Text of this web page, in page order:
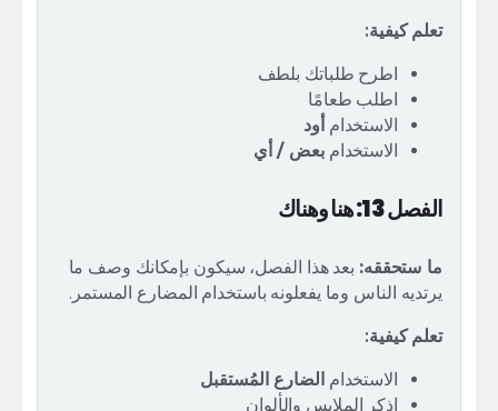
تعلم كيفية:
اطرح طلباتك بلطف
اطلب طعامًا
الاستخدام أود
الاستخدامبعض / أي
الفصل 13: هنا وهناك
ما ستحققه: بعد هذا الفصل، سيكون بإمكانك وصف ما
يرتديه الناس وما يفعلونه باستخدام المضارع المستمر.
تعلم كيفية:
الاستخدام الضارع المُستقبل
اذكر الملابس والألوان